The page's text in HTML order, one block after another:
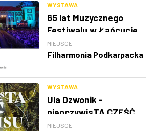
WYSTAWA
65 lat Muzycznego
Festiwalu w Łańcucie
MIEJSCE
Filharmonia Podkarpacka
WYSTAWA
Ula Dzwonik -
nieoczywisTA CZĘŚĆ
ZAPISU
MIEJSCE